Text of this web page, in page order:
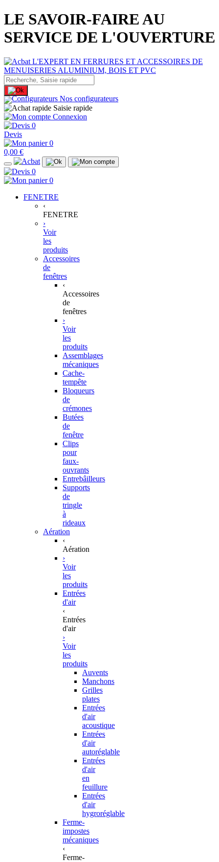
LE SAVOIR-FAIRE AU
SERVICE DE L'OUVERTURE
Nos configurateurs
Saisie rapide
Connexion
0
Devis
0
0,00 €
0
0
FENETRE
‹
FENETRE
›
Voir
les
produits
Accessoires
de
fenêtres
‹
Accessoires
de
fenêtres
›
Voir
les
produits
Assemblages
mécaniques
Cache-
tempête
Bloqueurs
de
crémones
Butées
de
fenêtre
Clips
pour
faux-
ouvrants
Entrebâilleurs
Supports
de
tringle
à
rideaux
Aération
‹
Aération
›
Voir
les
produits
Entrées
d'air
‹
Entrées
d'air
›
Voir
les
produits
Auvents
Manchons
Grilles
plates
Entrées
d'air
acoustique
Entrées
d'air
autoréglable
Entrées
d'air
en
feuillure
Entrées
d'air
hygroréglable
Ferme-
impostes
mécaniques
‹
Ferme-